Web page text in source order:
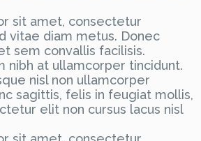
sit amet, consectetur
vitae diam metus. Donec
sem convallis facilisis.
nibh at ullamcorper tincidunt.
nisl non ullamcorper
sagittis, felis in feugiat mollis,
elit non cursus lacus nisl